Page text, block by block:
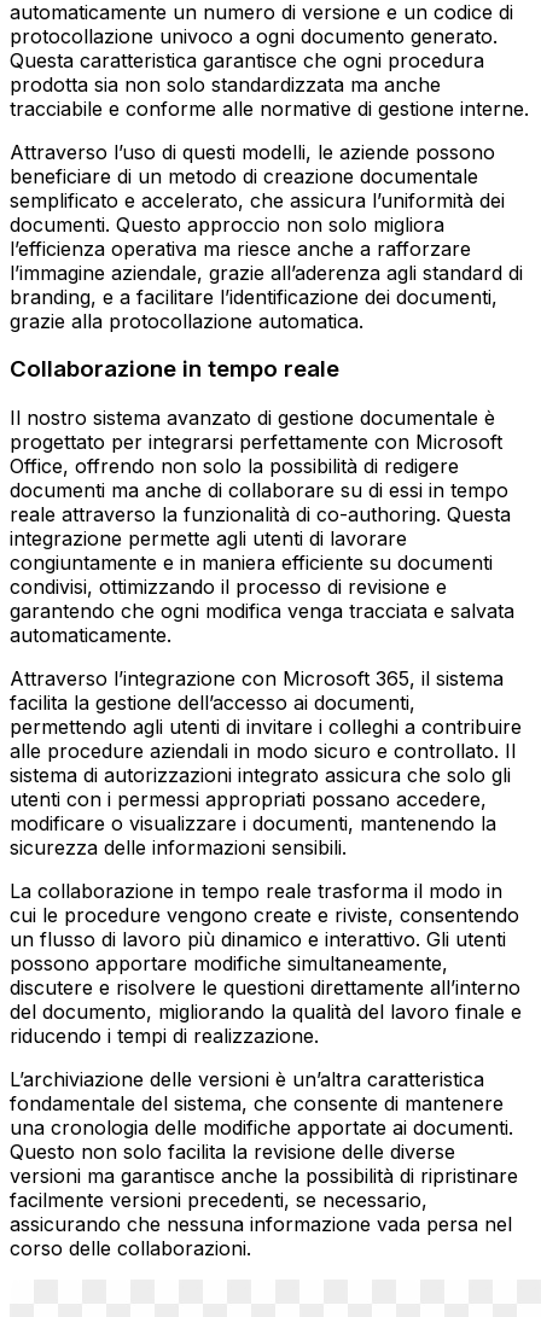
automaticamente un numero di versione e un codice di
protocollazione univoco a ogni documento generato.
Questa caratteristica garantisce che ogni procedura
prodotta sia non solo standardizzata ma anche
tracciabile e conforme alle normative di gestione interne.
Attraverso l’uso di questi modelli, le aziende possono
beneficiare di un metodo di creazione documentale
semplificato e accelerato, che assicura l’uniformità dei
documenti. Questo approccio non solo migliora
l’efficienza operativa ma riesce anche a rafforzare
l’immagine aziendale, grazie all’aderenza agli standard di
branding, e a facilitare l’identificazione dei documenti,
grazie alla protocollazione automatica.
Collaborazione in tempo reale
Il nostro sistema avanzato di gestione documentale è
progettato per integrarsi perfettamente con Microsoft
Office, offrendo non solo la possibilità di redigere
documenti ma anche di collaborare su di essi in tempo
reale attraverso la funzionalità di co-authoring. Questa
integrazione permette agli utenti di lavorare
congiuntamente e in maniera efficiente su documenti
condivisi, ottimizzando il processo di revisione e
garantendo che ogni modifica venga tracciata e salvata
automaticamente.
Attraverso l’integrazione con Microsoft 365, il sistema
facilita la gestione dell’accesso ai documenti,
permettendo agli utenti di invitare i colleghi a contribuire
alle procedure aziendali in modo sicuro e controllato. Il
sistema di autorizzazioni integrato assicura che solo gli
utenti con i permessi appropriati possano accedere,
modificare o visualizzare i documenti, mantenendo la
sicurezza delle informazioni sensibili.
La collaborazione in tempo reale trasforma il modo in
cui le procedure vengono create e riviste, consentendo
un flusso di lavoro più dinamico e interattivo. Gli utenti
possono apportare modifiche simultaneamente,
discutere e risolvere le questioni direttamente all’interno
del documento, migliorando la qualità del lavoro finale e
riducendo i tempi di realizzazione.
L’archiviazione delle versioni è un’altra caratteristica
fondamentale del sistema, che consente di mantenere
una cronologia delle modifiche apportate ai documenti.
Questo non solo facilita la revisione delle diverse
versioni ma garantisce anche la possibilità di ripristinare
facilmente versioni precedenti, se necessario,
assicurando che nessuna informazione vada persa nel
corso delle collaborazioni.